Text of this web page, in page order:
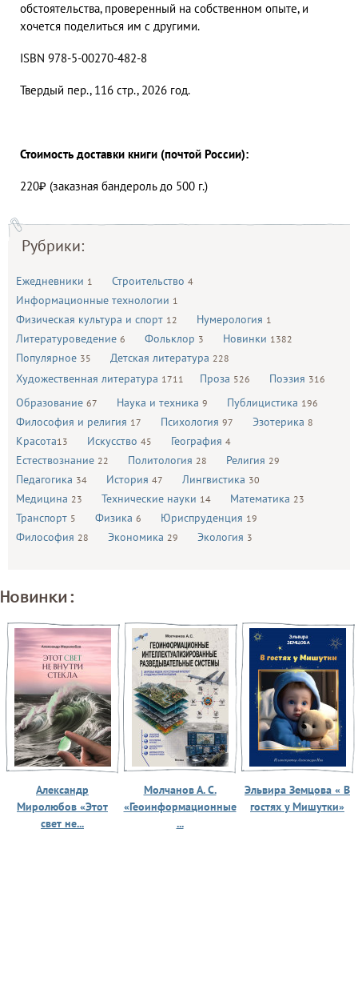
Рубрики:
Ежедневники 1 Строительство 4
Информационные технологии 1
Физическая культура и спорт 12 Нумерология 1
Литературоведение 6 Фольклор 3 Новинки 1382
Популярное 35 Детская литература 228
Художественная литература 1711 Проза 526 Поэзия 316
Образование 67 Наука и техника 9 Публицистика 196
Философия и религия 17 Психология 97 Эзотерика 8
Красота13 Искусство 45 География 4
Естествознание 22 Политология 28 Религия 29
Педагогика 34 История 47 Лингвистика 30
Медицина 23 Технические науки 14 Математика 23
Транспорт 5 Физика 6 Юриспруденция 19
Философия 28 Экономика 29 Экология 3
обстоятельства, проверенный на собственном опыте, и
хочется поделиться им с другими.
ISBN 978-5-00270-482-8
Твердый пер., 116 стр., 2026 год.
Стоимость доставки книги (почтой России):
220₽ (заказная бандероль до 500 г.)
Новинки:
Александр
Миролюбов «Этот
свет не...
Молчанов А. С.
«Геоинформационные
...
Эльвира Земцова « В
гостях у Мишутки»